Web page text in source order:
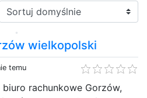
Sortuj:
wielkopolski
temu
rachunkowe Gorzów,